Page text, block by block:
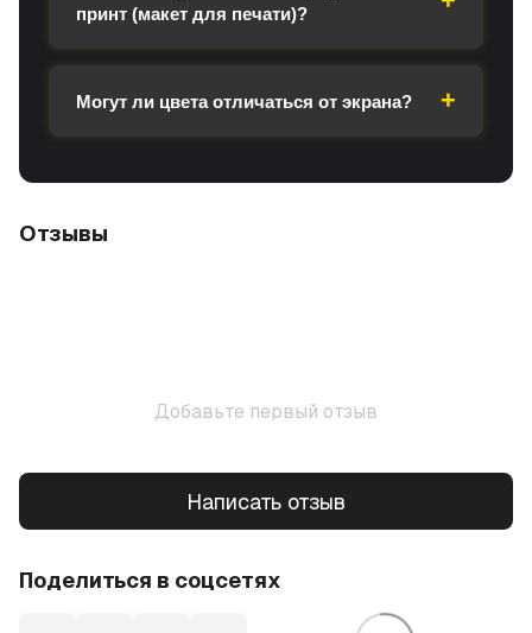
принт (макет для печати)?
Могут ли цвета отличаться от экрана?
Отзывы
Добавьте первый отзыв
Написать отзыв
Поделиться в соцсетях